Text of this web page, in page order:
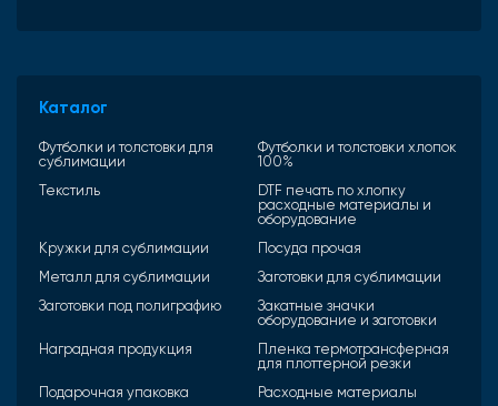
Каталог
Футболки и толстовки для
сублимации
Футболки и толстовки хлопок
100%
Текстиль
DTF печать по хлопку
расходные материалы и
оборудование
Кружки для сублимации
Посуда прочая
Металл для сублимации
Заготовки для сублимации
Заготовки под полиграфию
Закатные значки
оборудование и заготовки
Наградная продукция
Пленка термотрансферная
для плоттерной резки
Подарочная упаковка
Расходные материалы